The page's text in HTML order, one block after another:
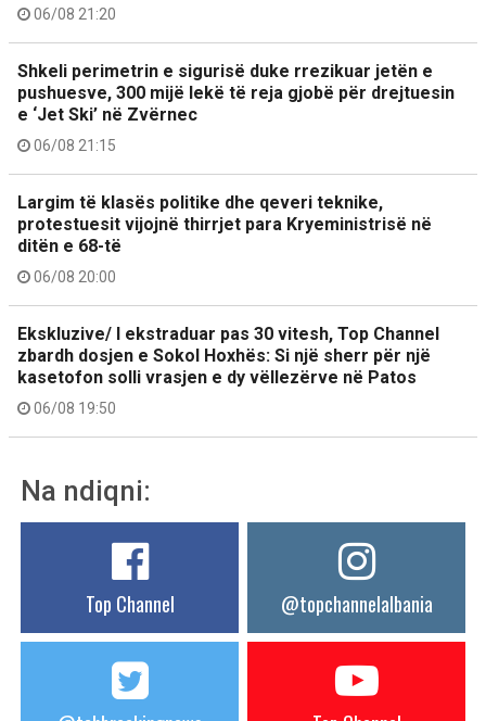
06/08 21:20
Shkeli perimetrin e sigurisë duke rrezikuar jetën e
pushuesve, 300 mijë lekë të reja gjobë për drejtuesin
e ‘Jet Ski’ në Zvërnec
06/08 21:15
Largim të klasës politike dhe qeveri teknike,
protestuesit vijojnë thirrjet para Kryeministrisë në
ditën e 68-të
06/08 20:00
Ekskluzive/ I ekstraduar pas 30 vitesh, Top Channel
zbardh dosjen e Sokol Hoxhës: Si një sherr për një
kasetofon solli vrasjen e dy vëllezërve në Patos
06/08 19:50
Na ndiqni:
Top Channel @topchannelalbania